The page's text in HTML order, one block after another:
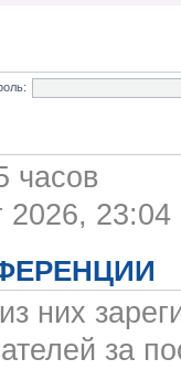
часов
2026, 23:04
них
за